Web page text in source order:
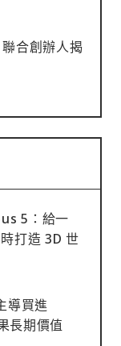
合創辦人揭
5：給一
打造 3D 世
導買進
長期價值